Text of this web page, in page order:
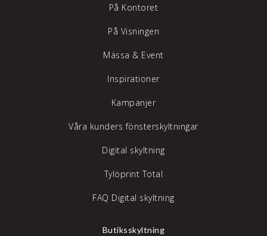
På Kontoret
På Visningen
Mässa & Event
Inspirationer
Kampanjer
Våra kunders fönsterskyltningar
Digital skyltning
Tylöprint Total
FAQ Digital skyltning
Butiksskyltning